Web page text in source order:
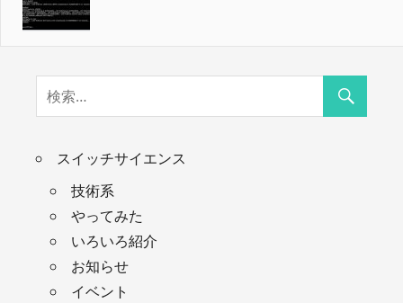
スイッチサイエンス
技術系
やってみた
いろいろ紹介
お知らせ
イベント